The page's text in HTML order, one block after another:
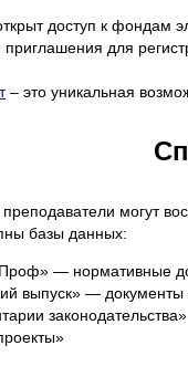
доступ к фондам
для
– это уникальная
могут
базы данных:
— нормативные
выпуск» —
законодательства»